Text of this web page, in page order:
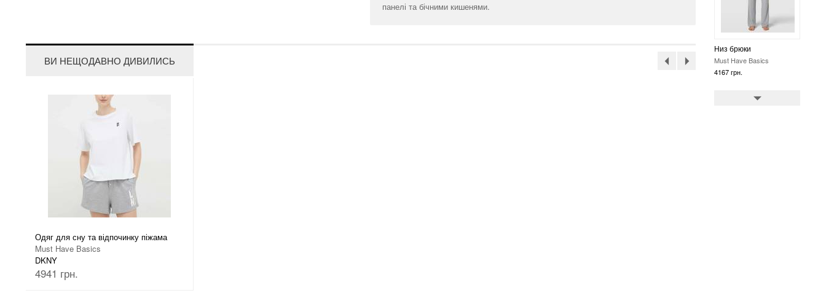
Низ брюки
Must Have Basics
4167 грн.
панелі та бічними кишенями.
ВИ НЕЩОДАВНО ДИВИЛИСЬ
Одяг для сну та відпочинку піжама
Must Have Basics
DKNY
4941 грн.